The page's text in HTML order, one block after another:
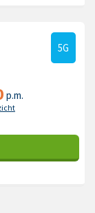
5G
p.m.